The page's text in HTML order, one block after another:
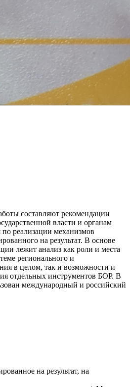
составляют рекомендации
власти и органам
реализации механизмов
на результат. В основе
лежит анализ как роли и места
регионального и
в целом, так и возможности и
отдельных инструментов БОР. В
международный и российский
на результат, на